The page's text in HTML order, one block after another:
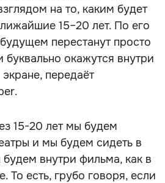
на то, каким будет
15–20 лет. По его
перестанут просто
окажутся внутри
передаёт
15-20 лет мы будем
и мы будем сидеть в
внутри фильма, как в
То есть, грубо говоря, если